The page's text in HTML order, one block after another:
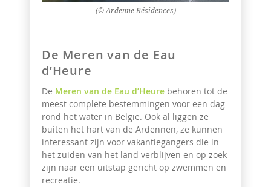
(© Ardenne Résidences)
De Meren van de Eau
d’Heure
De Meren van de Eau d’Heure behoren tot de
meest complete bestemmingen voor een dag
rond het water in België. Ook al liggen ze
buiten het hart van de Ardennen, ze kunnen
interessant zijn voor vakantiegangers die in
het zuiden van het land verblijven en op zoek
zijn naar een uitstap gericht op zwemmen en
recreatie.